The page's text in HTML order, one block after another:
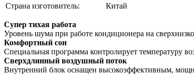
Страна изготовитель:
Китай
Супер тихая работа
Уровень шума при работе кондиционера на
Комфортный сон
Специальная программа контролирует температуру
Сверхдлинный воздушный поток
Внутренний блок оснащен высокоэффективным,